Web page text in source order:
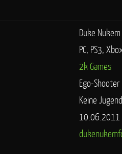
Duke
PC, PS3,
2k Games
Ego-Shooter
Keine
10.06.2011